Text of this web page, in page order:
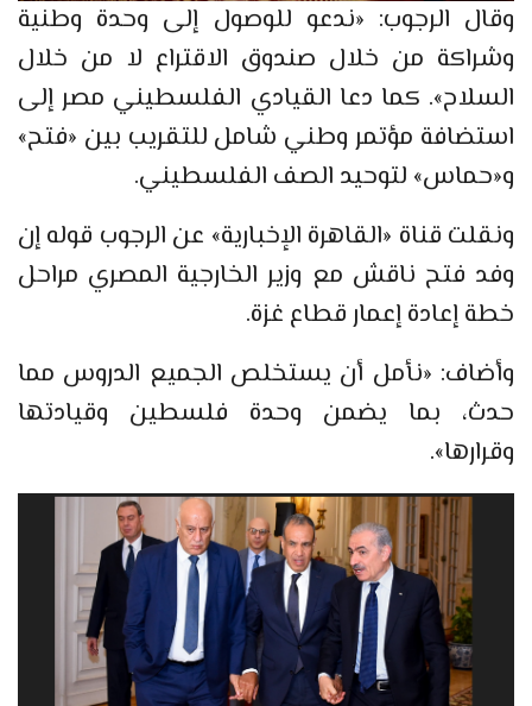
وقال الرجوب: «ندعو للوصول إلى وحدة وطنية
وشراكة من خلال صندوق الاقتراع لا من خلال
السلاح». كما دعا القيادي الفلسطيني مصر إلى
استضافة مؤتمر وطني شامل للتقريب بين «فتح»
و«حماس» لتوحيد الصف الفلسطيني.
ونقلت قناة «القاهرة الإخبارية» عن الرجوب قوله إن
وفد فتح ناقش مع وزير الخارجية المصري مراحل
خطة إعادة إعمار قطاع غزة.
وأضاف: «نأمل أن يستخلص الجميع الدروس مما
حدث، بما يضمن وحدة فلسطين وقيادتها
وقرارها».